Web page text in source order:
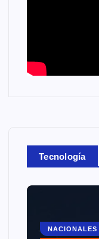
Tecnología
NOTICIAS